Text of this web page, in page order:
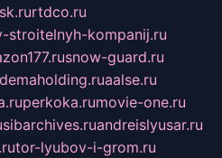
rtdco.ru
stroitelnyh-kompanij.ru
snow-guard.ru
demaholding.ruaalse.ru
perkoka.rumovie-one.ru
sibarchives.ruandreislyusar.ru
tor-lyubov-i-grom.ru